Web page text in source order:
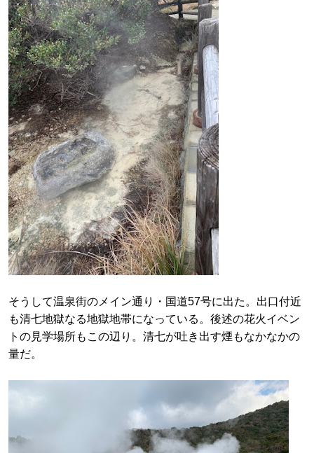
そうして温泉街のメイン通り・国道57号に出た。出口付近
も清七地獄なる地獄地帯になっている。後述の花火イベン
トの見学場所もこの辺り。清七が吐き出す煙もなかなかの
量だ。